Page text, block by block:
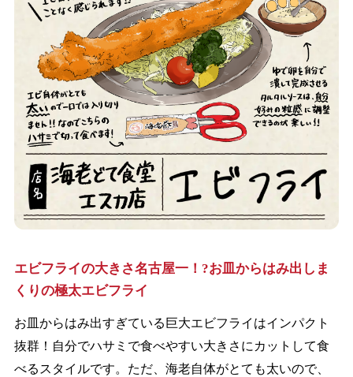
エビフライの大きさ名古屋一！?お皿からはみ出しま
くりの極太エビフライ
お皿からはみ出すぎている巨大エビフライはインパクト
抜群！自分でハサミで食べやすい大きさにカットして食
べるスタイルです。ただ、海老自体がとても太いので、